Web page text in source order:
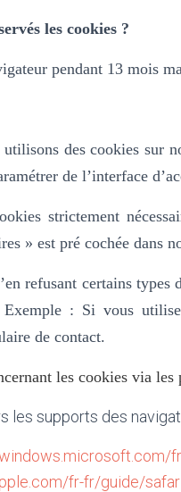
les cookies ?
pendant 13 mois
des cookies sur
de l’interface
strictement
» est pré cochée dans
refusant certains
Exemple : Si vous
de contact.
les cookies via
les supports des
fr-fr/guide/